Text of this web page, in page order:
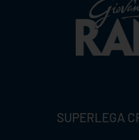
SUPERLEGA